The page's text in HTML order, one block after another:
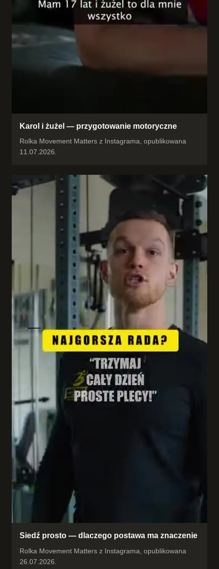
Karol i żużel — przygotowanie motoryczne
Rolka Movement Matters z Instagrama, opublikowana
11.07.2026.
Siedź prosto — dlaczego postawa ma znaczenie
Rolka Movement Matters z Instagrama, opublikowana
26.07.2026.